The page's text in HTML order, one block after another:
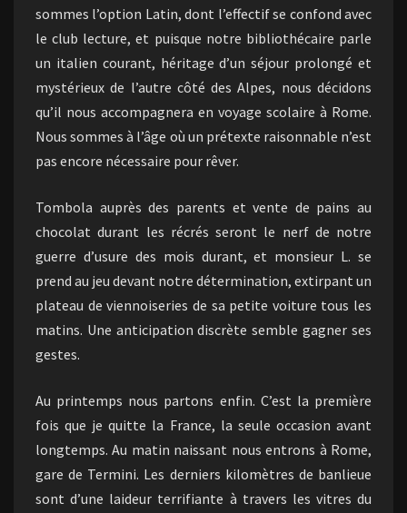
sommes l’option Latin, dont l’effectif se confond avec
le club lecture, et puisque notre bibliothécaire parle
un italien courant, héritage d’un séjour prolongé et
mystérieux de l’autre côté des Alpes, nous décidons
qu’il nous accompagnera en voyage scolaire à Rome.
Nous sommes à l’âge où un prétexte raisonnable n’est
pas encore nécessaire pour rêver.
Tombola auprès des parents et vente de pains au
chocolat durant les récrés seront le nerf de notre
guerre d’usure des mois durant, et monsieur L. se
prend au jeu devant notre détermination, extirpant un
plateau de viennoiseries de sa petite voiture tous les
matins. Une anticipation discrète semble gagner ses
gestes.
Au printemps nous partons enfin. C’est la première
fois que je quitte la France, la seule occasion avant
longtemps. Au matin naissant nous entrons à Rome,
gare de Termini. Les derniers kilomètres de banlieue
sont d’une laideur terrifiante à travers les vitres du